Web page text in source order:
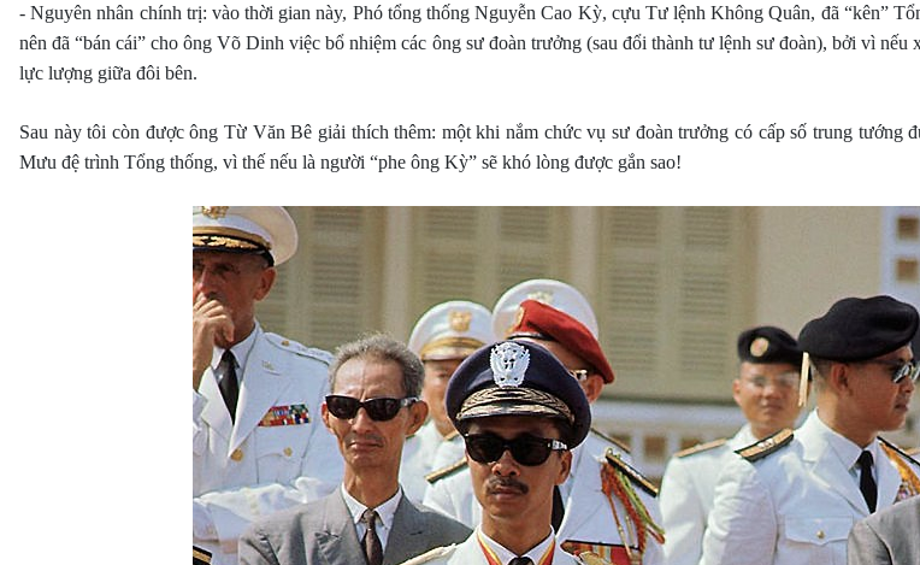
- Nguyên nhân chính trị: vào thời gian này, Phó tổng thống Nguyễn Cao Kỳ, cựu Tư lệnh Không Quân, đã “kên”
nên đã “bán cái” cho ông Võ Dinh việc bổ nhiệm các ông sư đoàn trưởng (sau đổi thành tư lệnh sư đoàn), bởi vì
lực lượng giữa đôi bên.
Sau này tôi còn được ông Từ Văn Bê giải thích thêm: một khi nắm chức vụ sư đoàn trưởng có cấp số trung
Mưu đệ trình Tổng thống, vì thế nếu là người “phe ông Kỳ” sẽ khó lòng được gắn sao!